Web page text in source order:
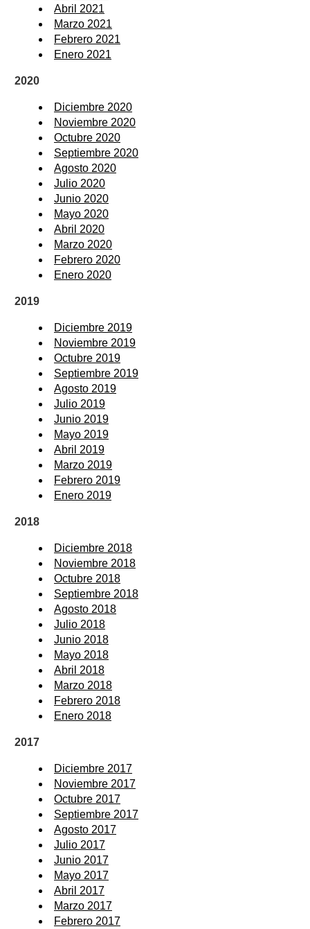
Abril 2021
Marzo 2021
Febrero 2021
Enero 2021
2020
Diciembre 2020
Noviembre 2020
Octubre 2020
Septiembre 2020
Agosto 2020
Julio 2020
Junio 2020
Mayo 2020
Abril 2020
Marzo 2020
Febrero 2020
Enero 2020
2019
Diciembre 2019
Noviembre 2019
Octubre 2019
Septiembre 2019
Agosto 2019
Julio 2019
Junio 2019
Mayo 2019
Abril 2019
Marzo 2019
Febrero 2019
Enero 2019
2018
Diciembre 2018
Noviembre 2018
Octubre 2018
Septiembre 2018
Agosto 2018
Julio 2018
Junio 2018
Mayo 2018
Abril 2018
Marzo 2018
Febrero 2018
Enero 2018
2017
Diciembre 2017
Noviembre 2017
Octubre 2017
Septiembre 2017
Agosto 2017
Julio 2017
Junio 2017
Mayo 2017
Abril 2017
Marzo 2017
Febrero 2017